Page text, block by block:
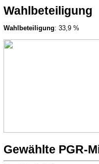
Wahlbeteiligung
Wahlbeteiligung: 33,9 %
Gewählte PGR-